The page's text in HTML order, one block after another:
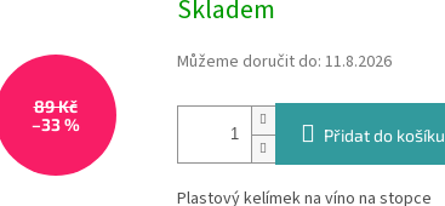
89 Kč
–33 %
Skladem
Můžeme doručit do: 11.8.2026
Přidat do košíku
Plastový kelímek na víno na stopce